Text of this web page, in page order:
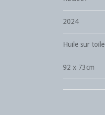
2024
Huile sur toile
92 x 73cm